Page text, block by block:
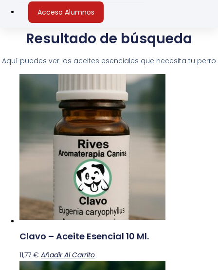
Acceso Alumnos
Resultado de búsqueda
Aquí puedes ver los aceites esenciales que necesita tu perro
Clavo – Aceite Esencial 10 Ml.
11,77 € Añadir Al Carrito